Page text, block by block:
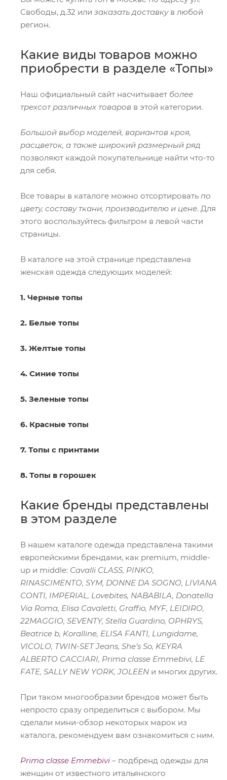
Свободы, д.32 или заказать доставку в любой
регион.
Какие виды товаров можно
приобрести в разделе «Топы»
Наш официальный сайт насчитывает более
трехсот различных товаров в этой категории.
Большой выбор моделей, вариантов кроя,
расцветок, а также широкий размерный ряд
позволяют каждой покупательнице найти что-то
для себя.
Все товары в каталоге можно отсортировать по
цвету, составу ткани, производителю и цене. Для
этого воспользуйтесь фильтром в левой части
страницы.
В каталоге на этой странице представлена
женская одежда следующих моделей:
1. Черные топы
2. Белые топы
3. Желтые топы
4. Синие топы
5. Зеленые топы
6. Красные топы
7. Топы с принтами
8. Топы в горошек
Какие бренды представлены
в этом разделе
В нашем каталоге одежда представлена такими
европейскими брендами, как premium, middle-
up и middle: Cavalli CLASS, PINKO,
RINASCIMENTO, SYM, DONNE DA SOGNO, LIVIANA
CONTI, IMPERIAL, Lovebites, NABABILA, Donatella
Via Roma, Elisa Cavaletti, Graffio, MYF, LEIDIRO,
22MAGGIO, SEVENTY, Stella Guardino, OPHRYS,
Beatrice b, Koralline, ELISA FANTI, Lungidame,
VICOLO, TWIN-SET Jeans, She’s So, KEYRA
ALBERTO CACCIARI, Prima classe Emmebivi, LE
FATE, SALLY NEW YORK, JOLEEN и многих других.
При таком многообразии брендов может быть
непросто сразу определиться с выбором. Мы
сделали мини-обзор некоторых марок из
каталога, рекомендуем вам ознакомиться с ним.
Prima classe Emmebivi – подбренд одежды для
женщин от известного итальянского